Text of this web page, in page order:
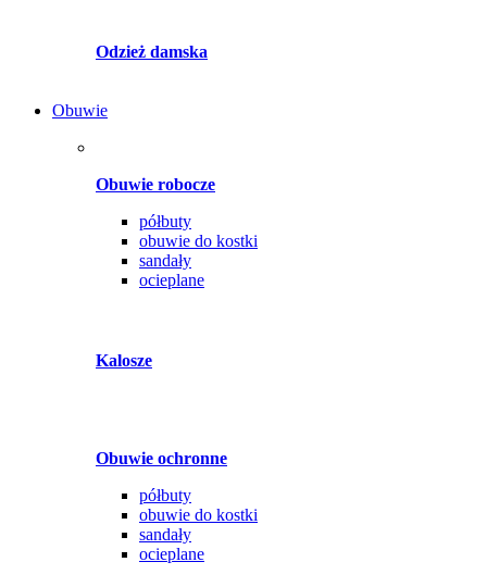
Odzież damska
Obuwie
Obuwie robocze
półbuty
obuwie do kostki
sandały
ocieplane
Kalosze
Obuwie ochronne
półbuty
obuwie do kostki
sandały
ocieplane